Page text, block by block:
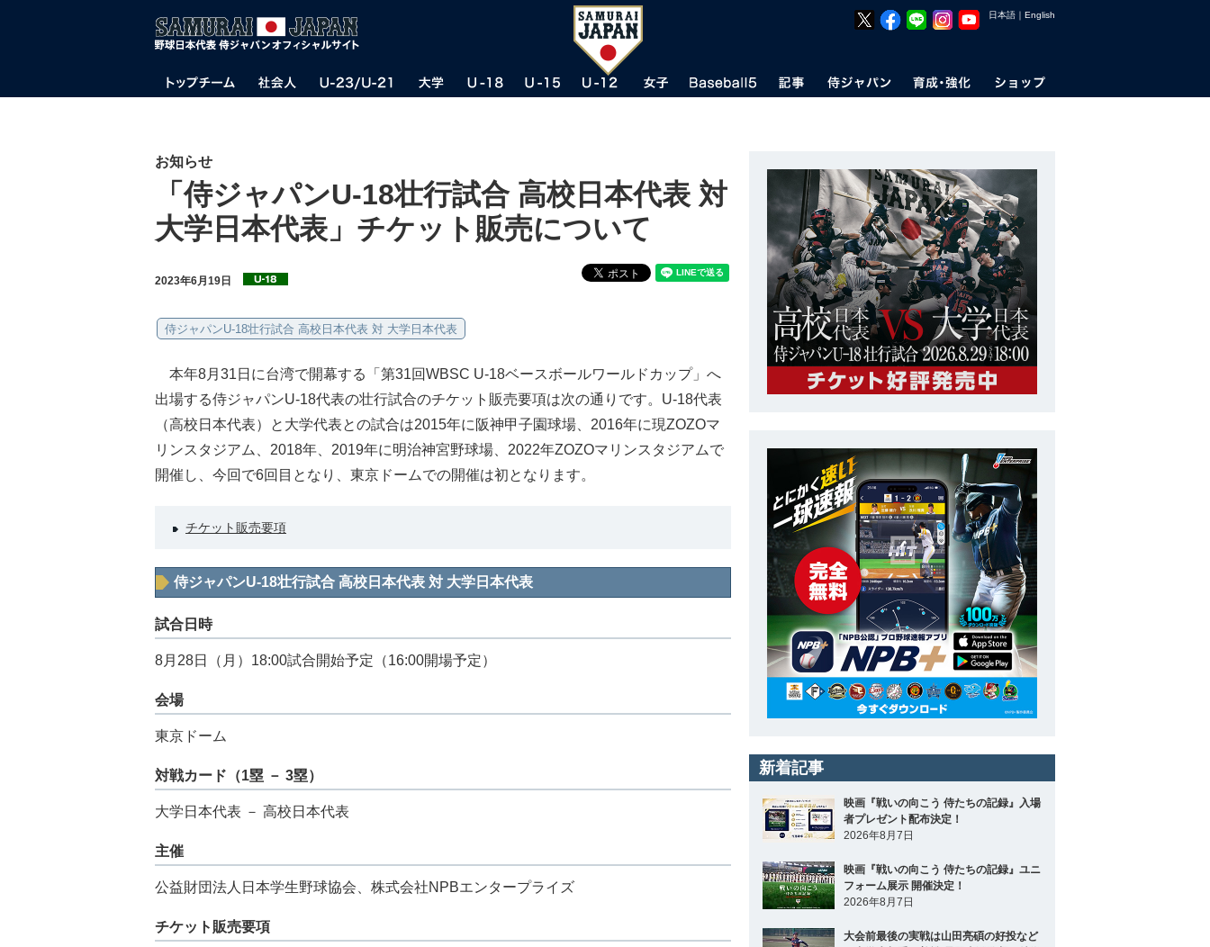
日本語 ｜ English
お知らせ
「侍ジャパンU-18壮行試合 高校日本代表 対
大学日本代表」チケット販売について
2023年6月19日
侍ジャパンU-18壮行試合 高校日本代表 対 大学日本代表
本年8月31日に台湾で開幕する「第31回WBSC U-18ベースボールワールドカップ」へ
出場する侍ジャパンU-18代表の壮行試合のチケット販売要項は次の通りです。U-18代表
（高校日本代表）と大学代表との試合は2015年に阪神甲子園球場、2016年に現ZOZOマ
リンスタジアム、2018年、2019年に明治神宮野球場、2022年ZOZOマリンスタジアムで
開催し、今回で6回目となり、東京ドームでの開催は初となります。
チケット販売要項
侍ジャパンU-18壮行試合 高校日本代表 対 大学日本代表
試合日時
8月28日（月）18:00試合開始予定（16:00開場予定）
会場
東京ドーム
対戦カード（1塁 － 3塁）
大学日本代表 － 高校日本代表
主催
公益財団法人日本学生野球協会、株式会社NPBエンタープライズ
チケット販売要項
新着記事
映画『戦いの向こう 侍たちの記録』入場
者プレゼント配布決定！
2026年8月7日
映画『戦いの向こう 侍たちの記録』ユニ
フォーム展示 開催決定！
2026年8月7日
大会前最後の実戦は山田亮碩の好投など